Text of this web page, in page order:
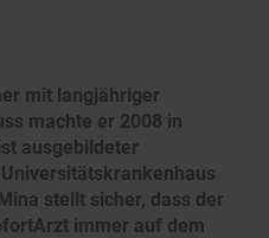
mit langjähriger
machte er 2008 in
ausgebildeter
stellt sicher, dass der
immer auf dem